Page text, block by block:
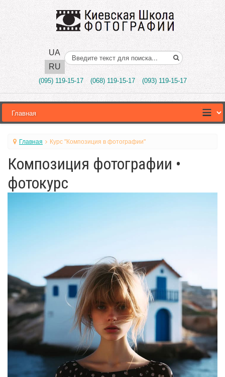
UA
RU
Поиск..
(095) 119-15-17 (068) 119-15-17 (093) 119-15-17
Главная Курс "Композиция в фотографии"
Композиция фотографии •
фотокурс